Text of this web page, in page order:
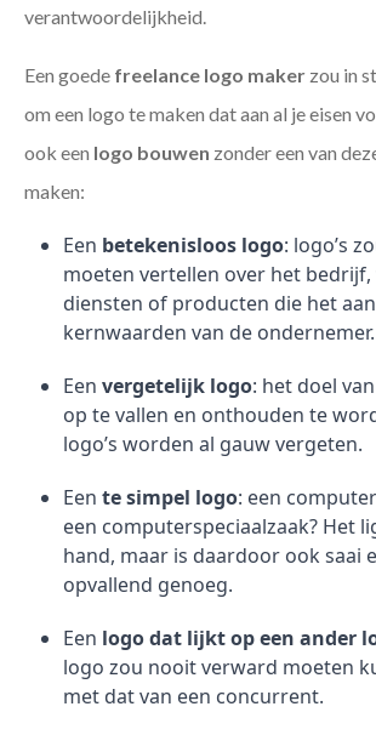
verantwoordelijkheid.
Een goede freelance logo maker zou in
om een logo te maken dat aan al je eisen
ook een logo bouwen zonder een van
maken:
Een betekenisloos logo: logo’s
moeten vertellen over het bedrijf,
diensten of producten die het
kernwaarden van de ondernemer.
Een vergetelijk logo: het doel
op te vallen en onthouden te
logo’s worden al gauw vergeten.
Een te simpel logo: een
een computerspeciaalzaak? Het
hand, maar is daardoor ook saai
opvallend genoeg.
Een logo dat lijkt op een ander
logo zou nooit verward moeten
met dat van een concurrent.